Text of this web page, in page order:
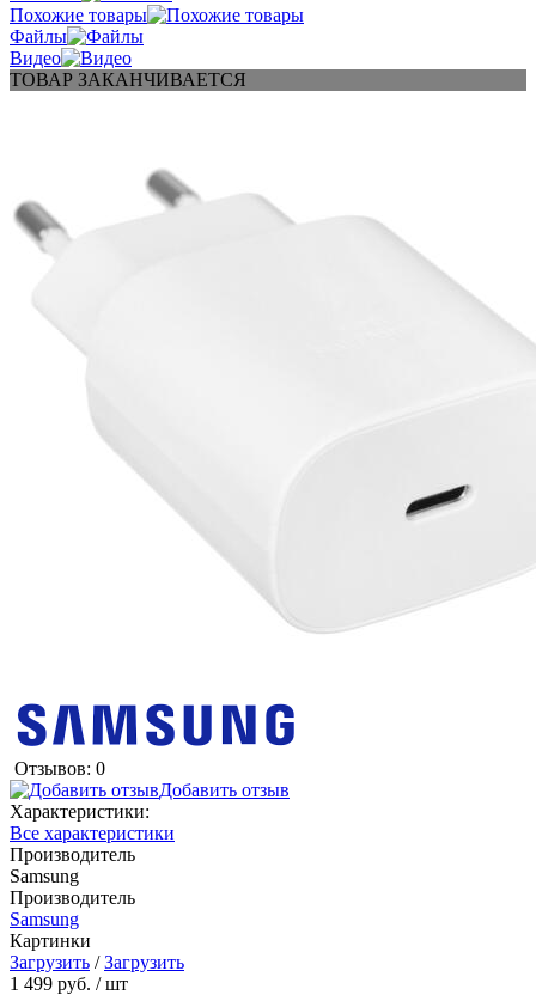
Похожие товары
Файлы
Видео
ТОВАР ЗАКАНЧИВАЕТСЯ
Отзывов: 0
Добавить отзыв
Характеристики:
Все характеристики
Производитель
Samsung
Производитель
Samsung
Картинки
Загрузить /Загрузить
1 499 руб. / шт